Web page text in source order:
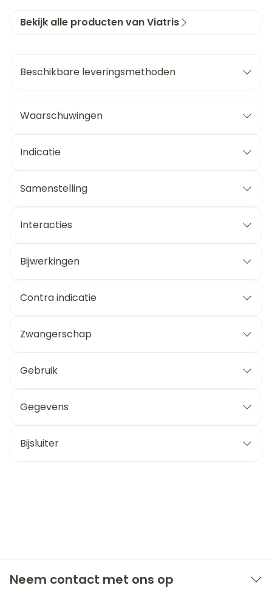
Bekijk alle producten van Viatris
Beschikbare leveringsmethoden
Waarschuwingen
Indicatie
Samenstelling
Interacties
Bijwerkingen
Contra indicatie
Zwangerschap
Gebruik
Gegevens
Bijsluiter
Neem contact met ons op